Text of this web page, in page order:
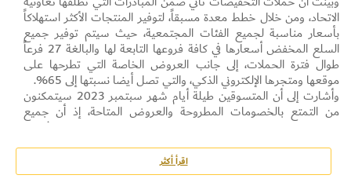
الاتحاد، ومن خلال خطط معدة مسبقاً، لتوفير المنتجات الأكثر استهلاكاً
بأسعار مناسبة لجميع الفئات المجتمعية، حيث سيتم توفير جميع
السلع المخفض أسعارها في كافة فروعها التابعة لها والبالغة 27 فرعاً
طوال فترة الحملات، إلى جانب العروض الخاصة التي تطرحها على
موقعها ومتجرها الإلكتروني الذكي، والتي تصل أيضا نسبتها إلى 65%.
وأشارت إلى أن المتسوقين طيلة أيام شهر سبتمبر 2023 سيتمكنون
من التمتع بالخصومات المطروحة والعروض المتاحة، إذ أن جميع
الحملات البالغ عددها 8 ستكون شاملة ومتنوعة، وسيتم الطرح في كل
أسبوع عروض وخصومات على منتجات وفئات جديدة حتى تعم الفائدة
على الجميع ويستفيد أكبر عدد ممكن منها، حيث ستكون الأسعار
منافسة ذات جودة عالية ووفق أفضل المعايير والمواصفات.
اقرأ أكثر